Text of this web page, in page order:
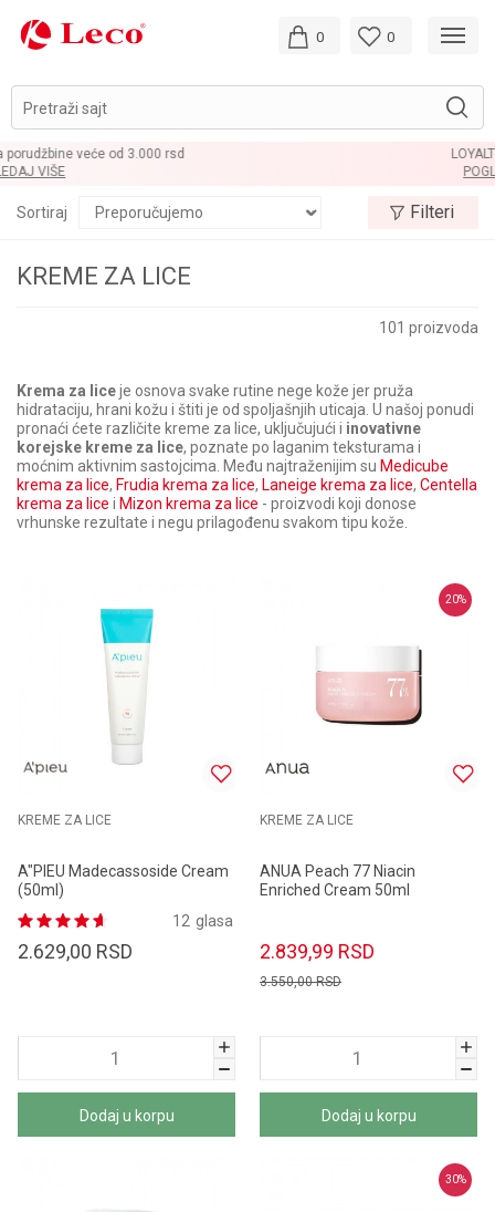
Pretraži sajt
0 0
KREME ZA LICE
Sortiraj Filteri
101 proizvoda
Krema za liceje osnova svake rutine nege kože jer pruža
hidrataciju, hrani kožu i štiti je od spoljašnjih uticaja. U našoj ponudi
pronaći ćete različite kreme za lice, uključujući i inovativne
korejske kreme za lice, poznate po laganim teksturama i
moćnim aktivnim sastojcima. Među najtraženijim su Medicube
krema za lice, Frudia krema za lice, Laneige krema za lice, Centella
krema za lice i Mizon krema za lice - proizvodi koji donose
vrhunske rezultate i negu prilagođenu svakom tipu kože.
KREME ZA LICE
A"PIEU Madecassoside Cream
(50ml)
glasa
12
2.629,00 RSD
Dodaj u korpu
20%
KREME ZA LICE
ANUA Peach 77 Niacin
Enriched Cream 50ml
2.839,99 RSD
3.550,00RSD
Dodaj u korpu
30%